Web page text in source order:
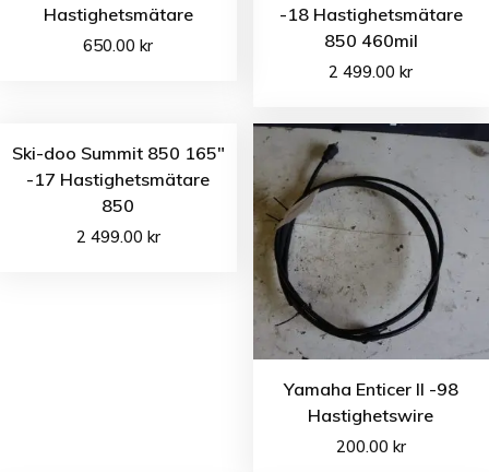
Hastighetsmätare
650.00kr
-18 Hastighetsmätare
850 460mil
2 499.00kr
Ski-doo Summit 850 165″
-17 Hastighetsmätare
850
2 499.00 kr
Yamaha Enticer II -98
Hastighetswire
200.00 kr